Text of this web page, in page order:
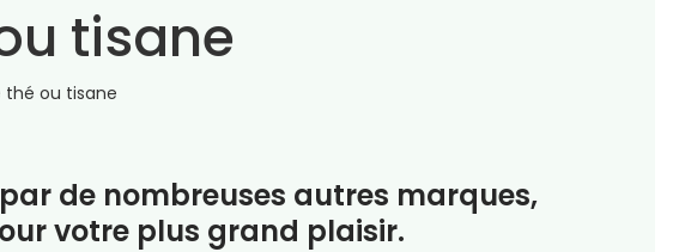
tisane
ou tisane
de nombreuses autres marques,
votre plus grand plaisir.